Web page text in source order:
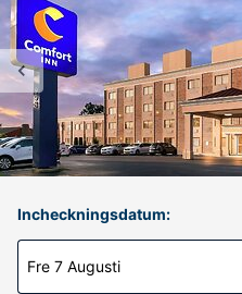
Incheckningsdatum:
Fre 7 Augusti